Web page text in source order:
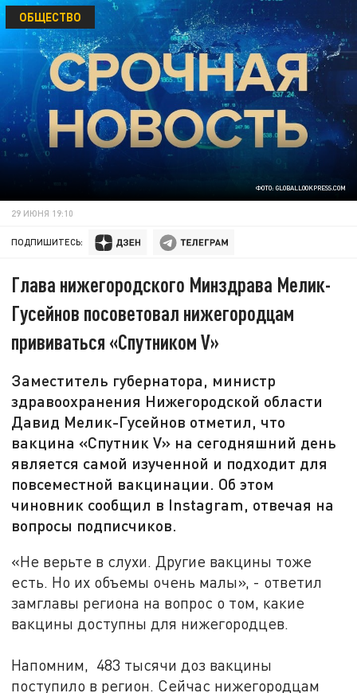
ФОТО: GLOBALLOOKPRESS.COM
ОБЩЕСТВО
29 ИЮНЯ 19:10
ПОДПИШИТЕСЬ:
Глава нижегородского Минздрава Мелик-
Гусейнов посоветовал нижегородцам
прививаться «Спутником V»
Заместитель губернатора, министр
здравоохранения Нижегородской области
Давид Мелик-Гусейнов отметил, что
вакцина «Спутник V» на сегодняшний день
является самой изученной и подходит для
повсеместной вакцинации. Об этом
чиновник сообщил в Instagram, отвечая на
вопросы подписчиков.
«Не верьте в слухи. Другие вакцины тоже
есть. Но их объемы очень малы», - ответил
замглавы региона на вопрос о том, какие
вакцины доступны для нижегородцев.
Напомним, 483 тысячи доз вакцины
поступило в регион. Сейчас нижегородцам